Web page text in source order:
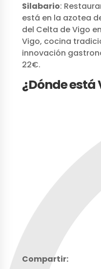
Silabario:
está en la azotea
del Celta de Vigo
Vigo, cocina
innovación
22€.
¿Dónde está
Compartir: